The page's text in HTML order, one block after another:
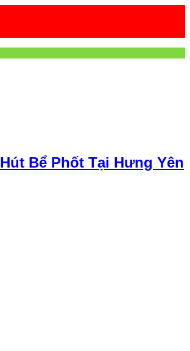
Hút Bể Phốt Tại Hưng Yên